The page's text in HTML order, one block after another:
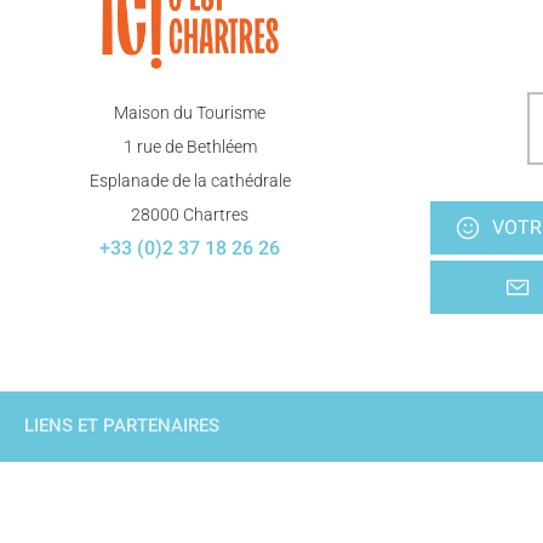
Maison du Tourisme
1 rue de Bethléem
Esplanade de la cathédrale
28000 Chartres
+33 (0)2 37 18 26 26
LIENS ET PARTENAIRES